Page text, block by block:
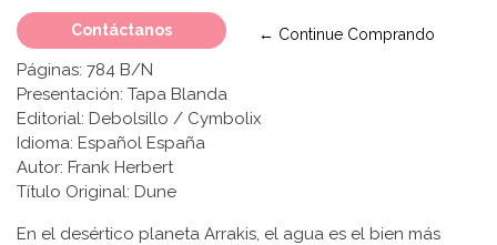
Contáctanos ← Continue Comprando
Páginas: 784 B/N
Presentación: Tapa Blanda
Editorial: Debolsillo / Cymbolix
Idioma: Español España
Autor: Frank Herbert
Título Original: Dune
En el desértico planeta Arrakis, el agua es el bien más